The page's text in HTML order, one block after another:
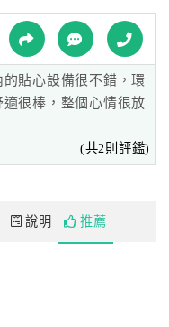
貼心設備很不錯，環
很棒，整個心情很放
(共2則評鑑)
說明 推薦